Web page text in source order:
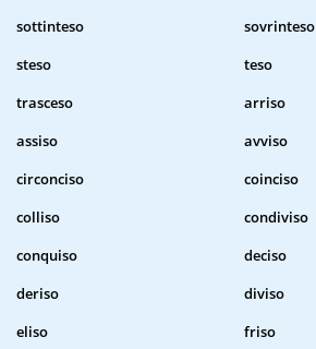
sottinteso
sovrinteso
steso
teso
trasceso
arriso
assiso
avviso
circonciso
coinciso
colliso
condiviso
conquiso
deciso
deriso
diviso
eliso
friso